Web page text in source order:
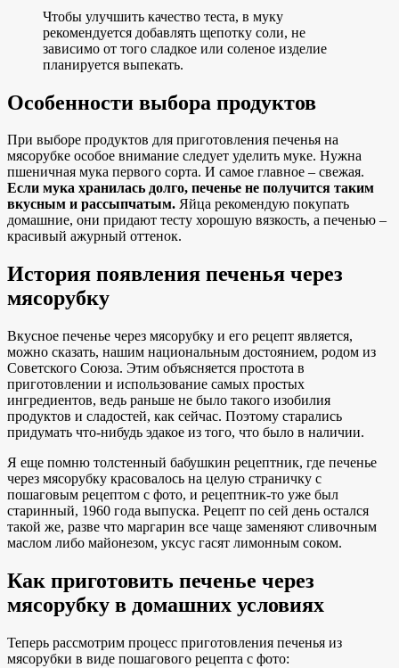
Чтобы улучшить качество теста, в муку
рекомендуется добавлять щепотку соли, не
зависимо от того сладкое или соленое изделие
планируется выпекать.
Особенности выбора продуктов
При выборе продуктов для приготовления печенья на
мясорубке особое внимание следует уделить муке. Нужна
пшеничная мука первого сорта. И самое главное – свежая.
Если мука хранилась долго, печенье не получится таким
вкусным и рассыпчатым. Яйца рекомендую покупать
домашние, они придают тесту хорошую вязкость, а печенью –
красивый ажурный оттенок.
История появления печенья через
мясорубку
Вкусное печенье через мясорубку и его рецепт является,
можно сказать, нашим национальным достоянием, родом из
Советского Союза. Этим объясняется простота в
приготовлении и использование самых простых
ингредиентов, ведь раньше не было такого изобилия
продуктов и сладостей, как сейчас. Поэтому старались
придумать что-нибудь эдакое из того, что было в наличии.
Я еще помню толстенный бабушкин рецептник, где печенье
через мясорубку красовалось на целую страничку с
пошаговым рецептом с фото, и рецептник-то уже был
старинный, 1960 года выпуска. Рецепт по сей день остался
такой же, разве что маргарин все чаще заменяют сливочным
маслом либо майонезом, уксус гасят лимонным соком.
Как приготовить печенье через
мясорубку в домашних условиях
Теперь рассмотрим процесс приготовления печенья из
мясорубки в виде пошагового рецепта с фото: